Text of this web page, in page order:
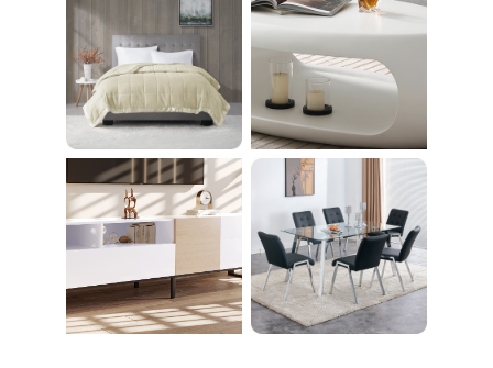
des pieds Maintien d
es pieds Équipement
d'entraînement Exerci
ce Régime Voyage À
domicile WBGHS-01-
R